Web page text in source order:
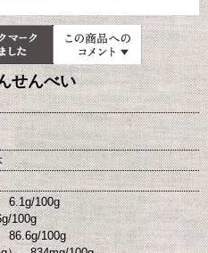
せんべい
6.1g/100g
100g
86.6g/100g